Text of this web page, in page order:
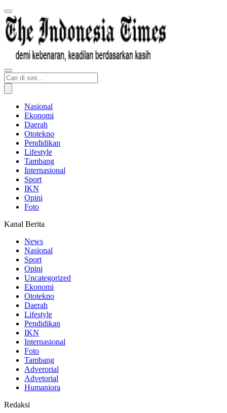
Nasional
Ekonomi
Daerah
Ototekno
Pendidikan
Lifestyle
Tambang
Internasional
Sport
IKN
Opini
Foto
Kanal Berita
News
Nasional
Sport
Opini
Uncategorized
Ekonomi
Ototekno
Daerah
Lifestyle
Pendidikan
IKN
Internasional
Foto
Tambang
Adverorial
Advetorial
Humaniora
Redaksi